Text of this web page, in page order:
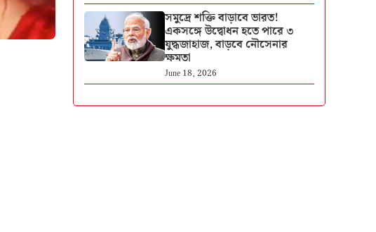
সমুদ্রে শক্তি বাড়াবে ভারত!
একসঙ্গে উদ্বোধন হতে পারে ৩
যুদ্ধজাহাজ, বাড়বে নৌসেনার
ক্ষমতা
June 18, 2026